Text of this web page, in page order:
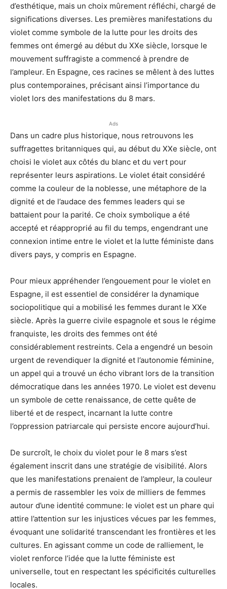
d’esthétique, mais un choix mûrement réfléchi, chargé de
significations diverses. Les premières manifestations du
violet comme symbole de la lutte pour les droits des
femmes ont émergé au début du XXe siècle, lorsque le
mouvement suffragiste a commencé à prendre de
l’ampleur. En Espagne, ces racines se mêlent à des luttes
plus contemporaines, précisant ainsi l’importance du
violet lors des manifestations du 8 mars.
Ads
Dans un cadre plus historique, nous retrouvons les
suffragettes britanniques qui, au début du XXe siècle, ont
choisi le violet aux côtés du blanc et du vert pour
représenter leurs aspirations. Le violet était considéré
comme la couleur de la noblesse, une métaphore de la
dignité et de l’audace des femmes leaders qui se
battaient pour la parité. Ce choix symbolique a été
accepté et réapproprié au fil du temps, engendrant une
connexion intime entre le violet et la lutte féministe dans
divers pays, y compris en Espagne.
Pour mieux appréhender l’engouement pour le violet en
Espagne, il est essentiel de considérer la dynamique
sociopolitique qui a mobilisé les femmes durant le XXe
siècle. Après la guerre civile espagnole et sous le régime
franquiste, les droits des femmes ont été
considérablement restreints. Cela a engendré un besoin
urgent de revendiquer la dignité et l’autonomie féminine,
un appel qui a trouvé un écho vibrant lors de la transition
démocratique dans les années 1970. Le violet est devenu
un symbole de cette renaissance, de cette quête de
liberté et de respect, incarnant la lutte contre
l’oppression patriarcale qui persiste encore aujourd’hui.
De surcroît, le choix du violet pour le 8 mars s’est
également inscrit dans une stratégie de visibilité. Alors
que les manifestations prenaient de l’ampleur, la couleur
a permis de rassembler les voix de milliers de femmes
autour d’une identité commune: le violet est un phare qui
attire l’attention sur les injustices vécues par les femmes,
évoquant une solidarité transcendant les frontières et les
cultures. En agissant comme un code de ralliement, le
violet renforce l’idée que la lutte féministe est
universelle, tout en respectant les spécificités culturelles
locales.